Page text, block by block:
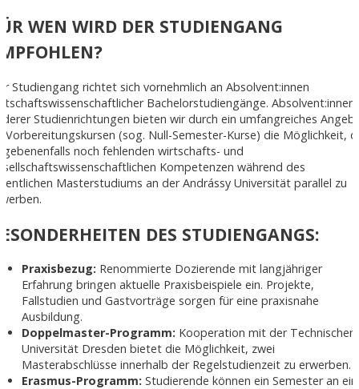
WEN WIRD DER STUDIENGANG
Studiengang richtet sich vornehmlich an Absolvent:innen
Bachelorstudiengänge. Absolvent:innen
Studienrichtungen bieten wir durch ein umfangreiches
Vorbereitungskursen (sog. Null-Semester-Kurse) die Möglichkeit,
noch fehlenden wirtschafts- und
Kompetenzen während des
Masterstudiums an der Andrássy Universität parallel zu
DES STUDIENGANGS:
Praxisbezug: Renommierte Dozierende mit langjähriger
Erfahrung bringen aktuelle Praxisbeispiele ein. Projekte,
Fallstudien und Gastvorträge sorgen für eine praxisnahe
Ausbildung.
Doppelmaster-Programm: Kooperation mit der Technischen
Universität Dresden bietet die Möglichkeit, zwei
Masterabschlüsse innerhalb der Regelstudienzeit zu erwerben.
Erasmus-Programm: Studierende können ein Semester an